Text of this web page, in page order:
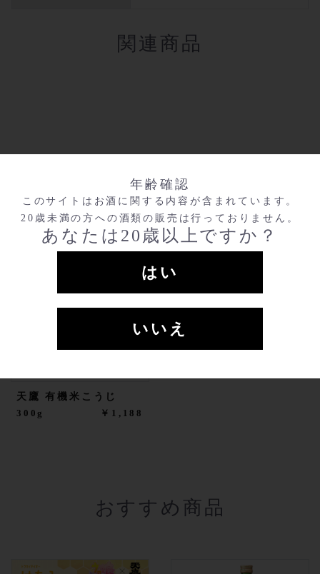
年齢確認
このサイトはお酒に関する内容が含まれています。
20歳未満の方への酒類の販売は行っておりません。
あなたは20歳以上ですか？
はい
いいえ
関連商品
んな商品も購入しています
SOLD
天鷹 有機米こうじ
300g ￥1,188
おすすめ商品